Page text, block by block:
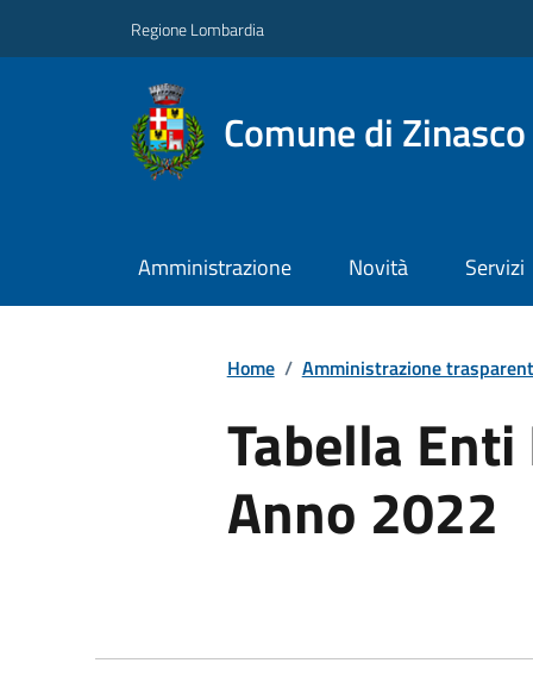
Regione Lombardia
Comune di Zinasco
Amministrazione Novità Servizi
Home / Amministrazione
Tabella
Anno 2022